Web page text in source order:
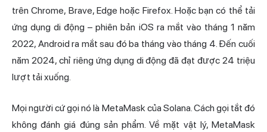
trên Chrome, Brave, Edge hoặc Firefox. Hoặc bạn có thể tải
ứng dụng di động – phiên bản iOS ra mắt vào tháng 1 năm
2022, Android ra mắt sau đó ba tháng vào tháng 4. Đến cuối
năm 2024, chỉ riêng ứng dụng di động đã đạt được 24 triệu
lượt tải xuống.
Mọi người cứ gọi nó là MetaMask của Solana. Cách gọi tắt đó
không đánh giá đúng sản phẩm. Về mặt vật lý, MetaMask